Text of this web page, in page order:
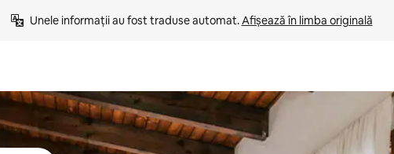
Unele informații au fost traduse automat. Afișează în limba originală